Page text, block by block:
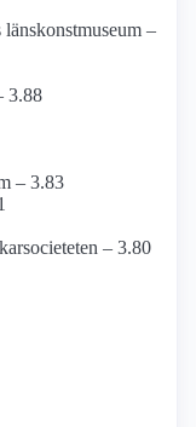
–
3.88
– 3.83
– 3.80